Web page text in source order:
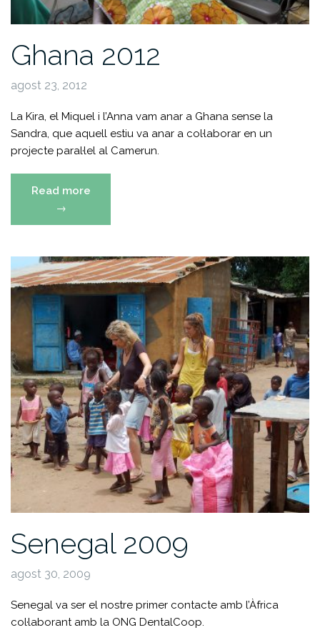
Ghana 2012
agost 23, 2012
La Kira, el Miquel i l’Anna vam anar a Ghana sense la
Sandra, que aquell estiu va anar a col·laborar en un
projecte paral·lel al Camerun.
Read more«Ghana
→
Senegal 2009
agost 30, 2009
Senegal va ser el nostre primer contacte amb l’Àfrica
col·laborant amb la ONG DentalCoop.